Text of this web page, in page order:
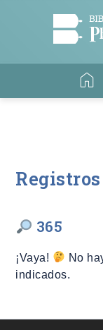
365
¡Vaya!
No
indicados.